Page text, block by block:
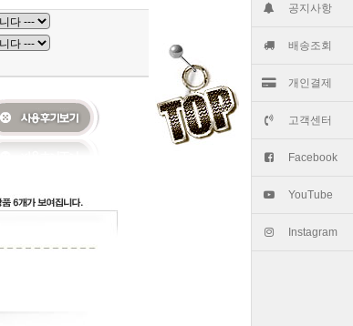
공지사항
배송조회
개인결제
고객센터
Facebook
YouTube
Instagram